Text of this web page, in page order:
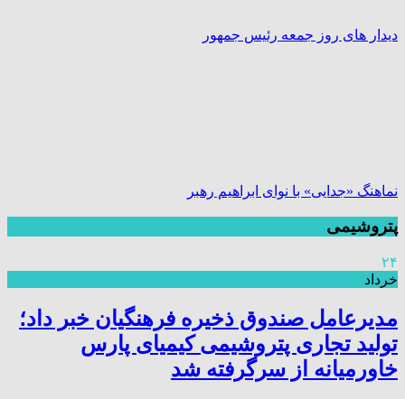
دیدار های روز جمعه رئیس جمهور
نماهنگ «جدایی» با نوای ابراهیم رهبر
پتروشیمی
۲۴
خرداد
مدیرعامل صندوق ذخیره فرهنگیان خبر داد؛
تولید تجاری پتروشیمی کیمیای پارس
خاورمیانه از سرگرفته شد